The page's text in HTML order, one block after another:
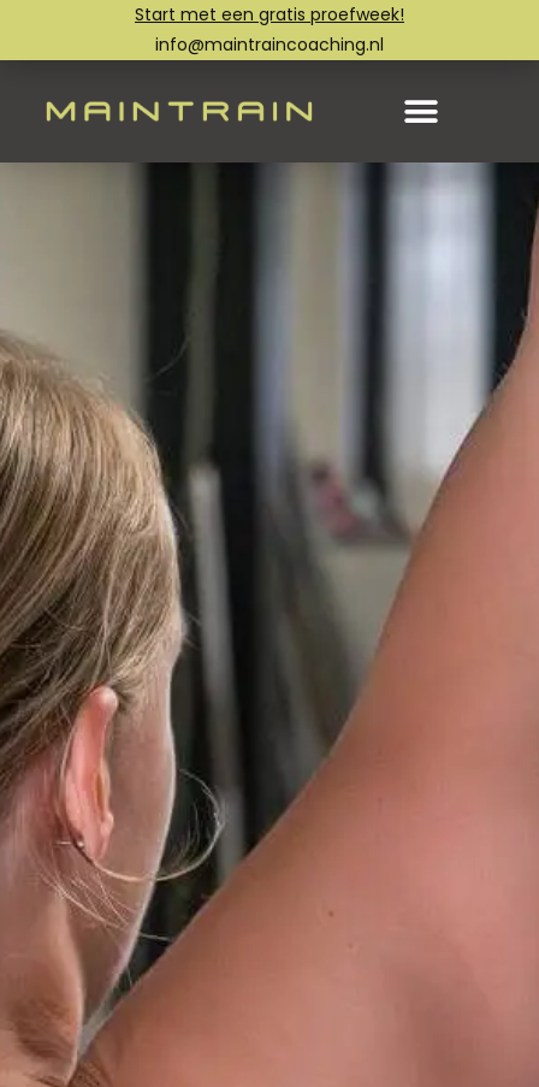
Start met een gratis proefweek!
info@maintraincoaching.nl